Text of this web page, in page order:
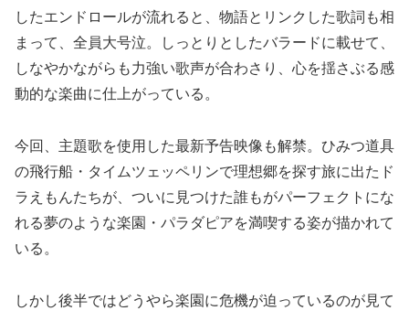
したエンドロールが流れると、物語とリンクした歌詞も相
まって、全員大号泣。しっとりとしたバラードに載せて、
しなやかながらも力強い歌声が合わさり、心を揺さぶる感
動的な楽曲に仕上がっている。
今回、主題歌を使用した最新予告映像も解禁。ひみつ道具
の飛行船・タイムツェッペリンで理想郷を探す旅に出たド
ラえもんたちが、ついに見つけた誰もがパーフェクトにな
れる夢のような楽園・パラダピアを満喫する姿が描かれて
いる。
しかし後半ではどうやら楽園に危機が迫っているのが見て